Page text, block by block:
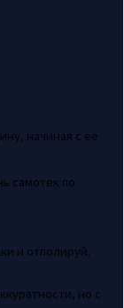
начиная с её
самотек по
и отполируй.
но с